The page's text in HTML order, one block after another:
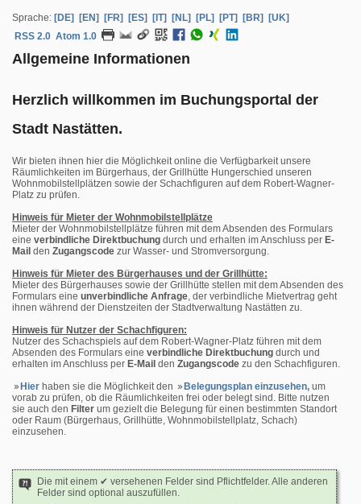
Sprache: [DE] [EN] [FR] [ES] [IT] [NL] [PL] [PT] [BR]
[UK]
RSS 2.0 Atom 1.0
Allgemeine Informationen
Herzlich willkommen im Buchungsportal der
Stadt Nastätten.
Wir bieten ihnen hier die Möglichkeit online die Verfügbarkeit unsere
Räumlichkeiten im Bürgerhaus, der Grillhütte Hungerschied unseren
Wohnmobilstellplätzen sowie der Schachfiguren auf dem Robert-Wagner-
Platz zu prüfen.
Hinweis für Mieter der Wohnmobilstellplätze
Mieter der Wohnmobilstellplätze führen mit dem Absenden des Formulars
eine verbindliche Direktbuchung durch und erhalten im Anschluss per E-
Mail den Zugangscode zur Wasser- und Stromversorgung.
Hinweis für Mieter des Bürgerhauses und der Grillhütte:
Mieter des Bürgerhauses sowie der Grillhütte stellen mit dem Absenden des
Formulars eine unverbindliche Anfrage, der verbindliche Mietvertrag geht
ihnen während der Dienstzeiten der Stadtverwaltung Nastätten zu.
Hinweis für Nutzer der Schachfiguren:
Nutzer des Schachspiels auf dem Robert-Wagner-Platz führen mit dem
Absenden des Formulars eine verbindliche Direktbuchung durch und
erhalten im Anschluss per E-Mail den Zugangscode zu den Schachfiguren.
Hier haben sie die Möglichkeit den Belegungsplan einzusehen, um
vorab zu prüfen, ob die Räumlichkeiten frei oder belegt sind. Bitte nutzen
sie auch den Filter um gezielt die Belegung für einen bestimmten Standort
oder Raum (Bürgerhaus, Grillhütte, Wohnmobilstellplatz, Schach)
einzusehen.
Die mit einem ✔ versehenen Felder sind Pflichtfelder. Alle anderen
Felder sind optional auszufüllen.